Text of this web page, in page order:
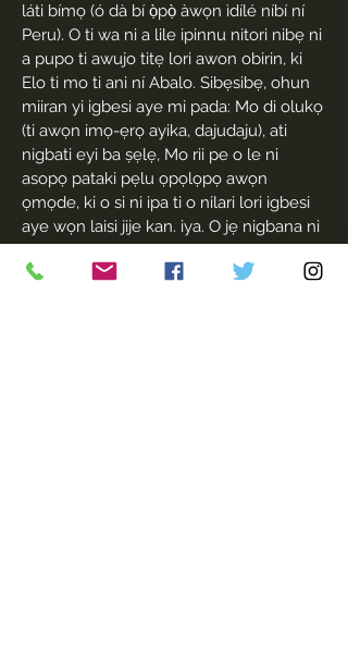
láti bímọ (ó dà bí ọ̀pọ̀ àwọn ìdílé níbí ní
Peru). O ti wa ni a lile ipinnu nitori nibẹ ni
a pupo ti awujo titẹ lori awon obirin, ki
Elo ti mo ti ani ní Abalo. Sibẹsibẹ, ohun
miiran yi igbesi aye mi pada: Mo di olukọ
(ti awọn imọ-ẹrọ ayika, dajudaju), ati
nigbati eyi ba ṣẹlẹ, Mo rii pe o le ni
asopọ pataki pẹlu ọpọlọpọ awọn
ọmọde, ki o si ni ipa ti o nilari lori igbesi
aye wọn laisi jije kan. iya. O jẹ nigbana ni
MO ṣe akiyesi bi o ṣe le darapọ ifẹ mi
sinu ṣiṣe agbaye ti o dara julọ, laisi mimu